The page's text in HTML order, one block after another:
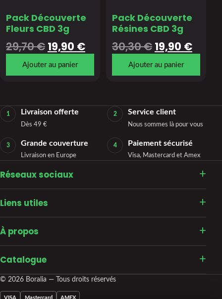
Pack Découverte
Fleurs CBD 3g
29,70€19,90 €
Ajouter au panier
Pack Découverte
Résines CBD 3g
30,30€19,90 €
Ajouter au panier
1 Livraison offerte
Dès 49 €
2 Service client
Nous sommes là pour vous
3 Grande couverture
Livraison en Europe
4 Paiement sécurisé
Visa, Mastercard et Amex
Réseaux sociaux
Liens utiles
À propos
Catalogue
© 2026 Boralia — Tous droits réservés
VISA Mastercard AMEX